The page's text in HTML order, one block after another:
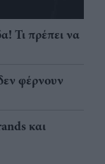
Τι πρέπει να
φέρνουν
και